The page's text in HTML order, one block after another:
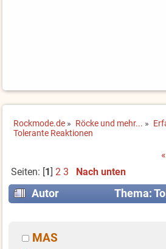
Rockmode.de » Röcke und mehr... »
Tolerante Reaktionen
Seiten: [1] 2 3 Nach unten
Autor
Thema:
MAS